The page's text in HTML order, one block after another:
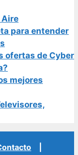
Aire
para entender
ofertas de Cyber
mejores